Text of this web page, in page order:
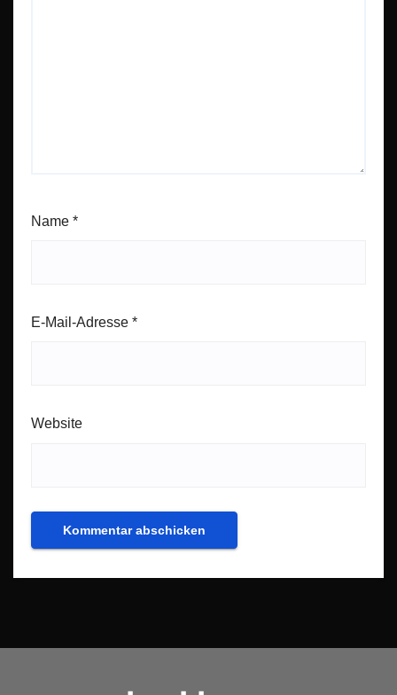
Name *
E-Mail-Adresse *
Website